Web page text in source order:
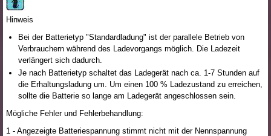
Hinweis
Bei der Batterietyp "Standardladung" ist der parallele Betrieb von
Verbrauchern während des Ladevorgangs möglich. Die Ladezeit
verlängert sich dadurch.
Je nach Batterietyp schaltet das Ladegerät nach ca. 1-7 Stunden auf
die Erhaltungsladung um. Um einen 100 % Ladezustand zu erreichen,
sollte die Batterie so lange am Ladegerät angeschlossen sein.
Mögliche Fehler und Fehlerbehandlung:
1 - Angezeigte Batteriespannung stimmt nicht mit der Nennspannung